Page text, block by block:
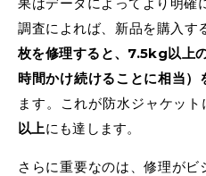
調査によれば、新品を購入す
枚を修理すると、7.5kg以上
時間かけ続けることに相当）
ます。これが防水ジャケッ
以上にも達します。
さらに重要なのは、修理が